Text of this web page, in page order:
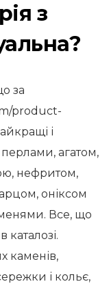
з
за
product-
і
агатом,
нефритом,
оніксом
Все, що
каменів,
і кольє,